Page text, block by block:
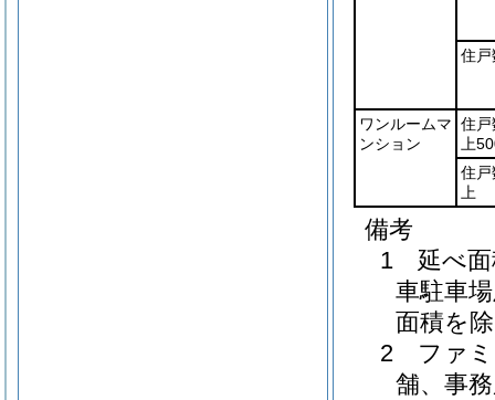
住戸
ワンルームマ
ンション
住戸
上
住戸
上
備考
1 延べ面
車駐車
面積を
2 ファミ
舗、事